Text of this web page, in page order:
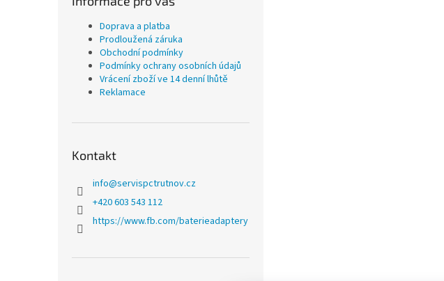
Doprava a platba
Prodloužená záruka
Obchodní podmínky
Podmínky ochrany osobních údajů
Vrácení zboží ve 14 denní lhůtě
Reklamace
Kontakt
info@servispctrutnov.cz
+420 603 543 112
https://www.fb.com/baterieadaptery